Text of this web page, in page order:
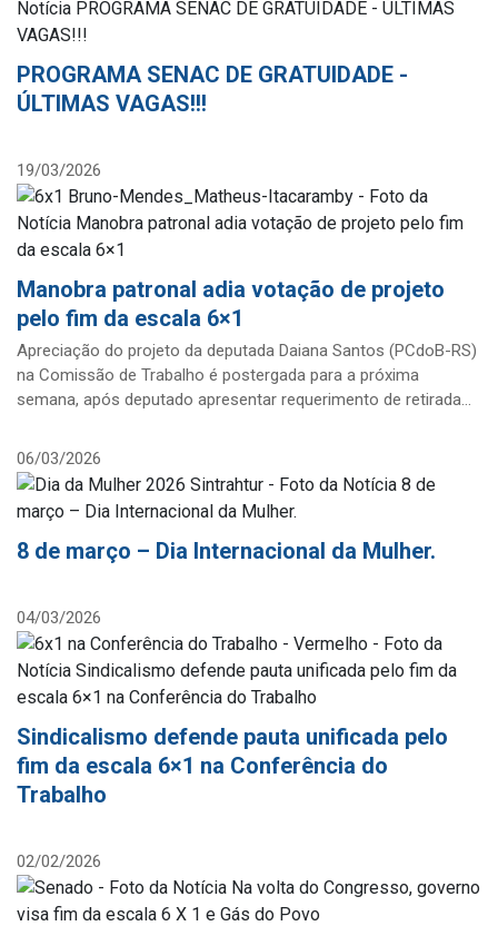
PROGRAMA SENAC DE GRATUIDADE -
ÚLTIMAS VAGAS!!!
19/03/2026
Manobra patronal adia votação de projeto
pelo fim da escala 6×1
Apreciação do projeto da deputada Daiana Santos (PCdoB-RS)
na Comissão de Trabalho é postergada para a próxima
semana, após deputado apresentar requerimento de retirada
06/03/2026
8 de março – Dia Internacional da Mulher.
04/03/2026
Sindicalismo defende pauta unificada pelo
fim da escala 6×1 na Conferência do
Trabalho
02/02/2026